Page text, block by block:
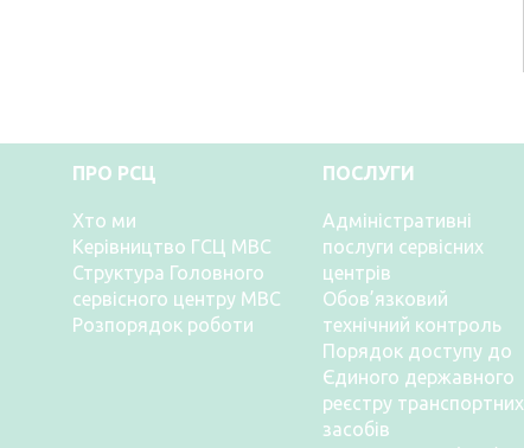
ПРО РСЦ
Хто ми
Керівництво ГСЦ МВС
Структура Головного
сервісного центру МВС
Розпорядок роботи
ПОСЛУГИ
Адміністративні
послуги сервісних
центрів
Обов’язковий
технічний контроль
Порядок доступу до
Єдиного державного
реєстру транспортних
засобів